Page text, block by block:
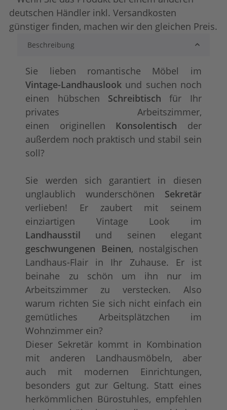
lackiert
+ 25,00 € shabby chic /
tief gebürstet
+ 192,00 € Konfigurator
+ 95,00 €
deutschen Händler inkl. Versandkosten
günstiger finden, machen wir den gleichen Preis.
Beschreibung
Sie lieben romantische Möbel im
Vintage-Landhauslook und suchen noch
einen hübschen Schreibtischfür Ihr
privates Arbeitszimmer,
einen originellen Konsolentisch der
außerdem noch praktisch und stabil sein
soll?
Sie werden sich garantiert in diesen
unglaublich wunderschönen Sekretär
verlieben! Er zaubert mit seinem
einziartigen Vintage Look im
Landhausstil und seinen elegant
geschwungenen Beinen, nostalgischen
Landhaus-Flair in Ihr Zuhause. Er ist
beinahe zu schön um ihn nur im
Arbeitszimmer zu verstecken. Also
warum richten Sie sich nicht einfach ein
gemütliches Arbeitsplätzchen im
Wohnzimmer ein?
Dieser Sekretär kommt in Kombination
mit anderen Landhausmöbeln, aber
auch mit modernen Einrichtungen,
besonders gut zur Geltung. Statt eines
herkömmlichen Bürostuhles, empfehlen